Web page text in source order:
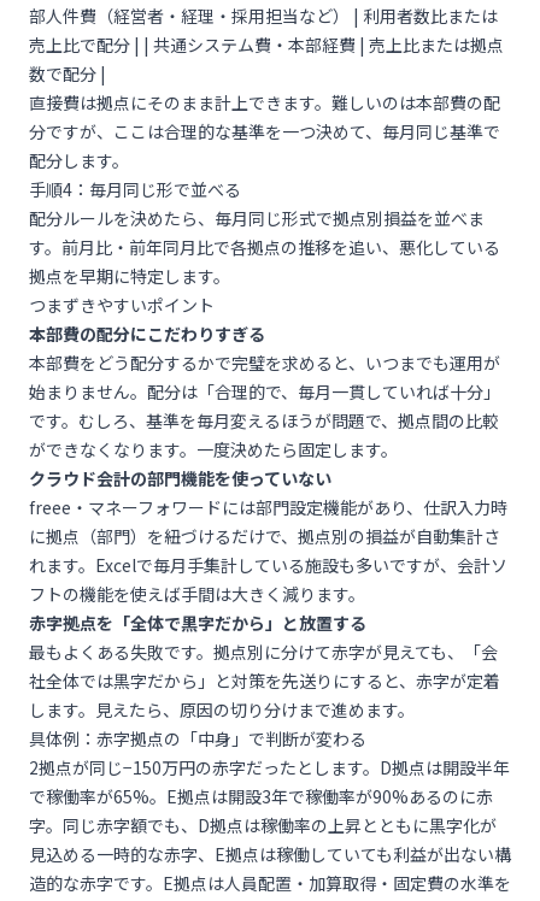
部人件費（経営者・経理・採用担当など） | 利用者数比または
売上比で配分 | | 共通システム費・本部経費 | 売上比または拠点
数で配分 |
直接費は拠点にそのまま計上できます。難しいのは本部費の配
分ですが、ここは合理的な基準を一つ決めて、毎月同じ基準で
配分します。
手順4：毎月同じ形で並べる
配分ルールを決めたら、毎月同じ形式で拠点別損益を並べま
す。前月比・前年同月比で各拠点の推移を追い、悪化している
拠点を早期に特定します。
つまずきやすいポイント
本部費の配分にこだわりすぎる
本部費をどう配分するかで完璧を求めると、いつまでも運用が
始まりません。配分は「合理的で、毎月一貫していれば十分」
です。むしろ、基準を毎月変えるほうが問題で、拠点間の比較
ができなくなります。一度決めたら固定します。
クラウド会計の部門機能を使っていない
freee・マネーフォワードには部門設定機能があり、仕訳入力時
に拠点（部門）を紐づけるだけで、拠点別の損益が自動集計さ
れます。Excelで毎月手集計している施設も多いですが、会計ソ
フトの機能を使えば手間は大きく減ります。
赤字拠点を「全体で黒字だから」と放置する
最もよくある失敗です。拠点別に分けて赤字が見えても、「会
社全体では黒字だから」と対策を先送りにすると、赤字が定着
します。見えたら、原因の切り分けまで進めます。
具体例：赤字拠点の「中身」で判断が変わる
2拠点が同じ−150万円の赤字だったとします。D拠点は開設半年
で稼働率が65%。E拠点は開設3年で稼働率が90%あるのに赤
字。同じ赤字額でも、D拠点は稼働率の上昇とともに黒字化が
見込める一時的な赤字、E拠点は稼働していても利益が出ない構
造的な赤字です。E拠点は人員配置・加算取得・固定費の水準を